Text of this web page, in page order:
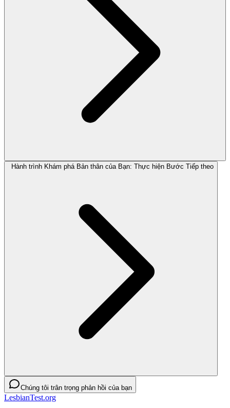
Hành trình Khám phá Bản thân của Bạn: Thực hiện Bước Tiếp theo
Chúng tôi trân trọng phản hồi của bạn
LesbianTest.org